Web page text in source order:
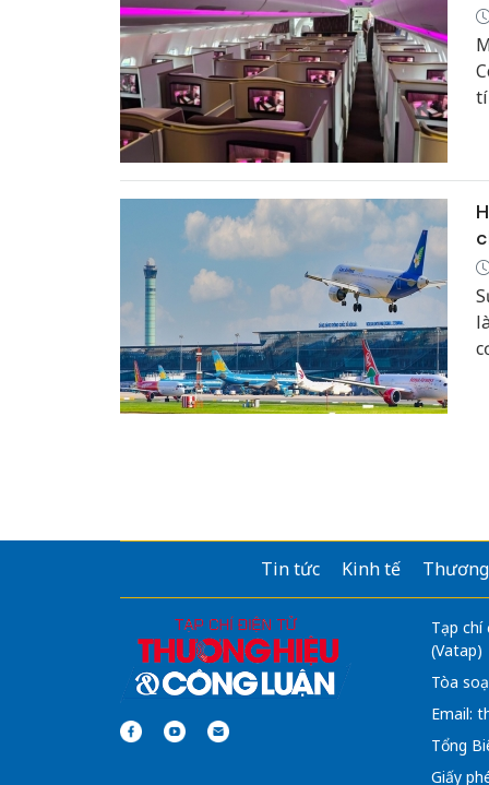
Tin tức Kinh tế
Tạp chí
(Vatap)
Tòa
Email:
Tổng
Giấy